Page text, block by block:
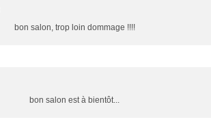
bon salon, trop loin dommage !!!!
bon salon est à bientôt...